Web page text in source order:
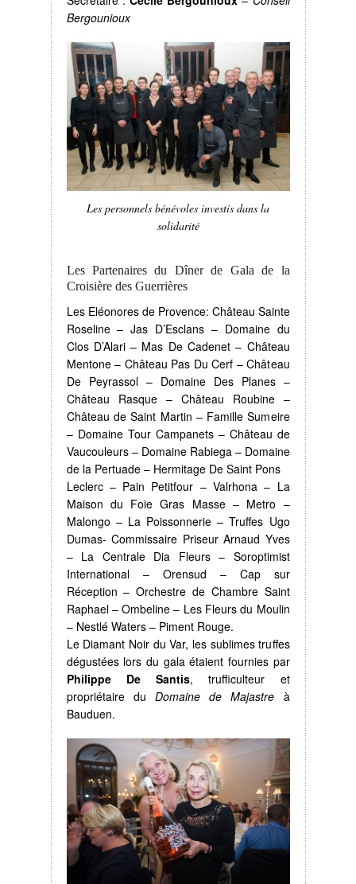
Bergounioux
Les personnels bénévoles investis dans la
solidarité
Les Partenaires du Dîner de Gala de la
Croisière des Guerrières
Les Eléonores de Provence: Château Sainte
Roseline – Jas D’Esclans – Domaine du
Clos D’Alari – Mas De Cadenet – Château
Mentone – Château Pas Du Cerf – Château
De Peyrassol – Domaine Des Planes –
Château Rasque – Château Roubine –
Château de Saint Martin – Famille Sumeire
– Domaine Tour Campanets – Château de
Vaucouleurs – Domaine Rabiega – Domaine
de la Pertuade – Hermitage De Saint Pons
Leclerc – Pain Petitfour – Valrhona – La
Maison du Foie Gras Masse – Metro –
Malongo – La Poissonnerie – Truffes Ugo
Dumas- Commissaire Priseur Arnaud Yves
– La Centrale Dia Fleurs – Soroptimist
International – Orensud – Cap sur
Réception – Orchestre de Chambre Saint
Raphael – Ombeline – Les Fleurs du Moulin
– Nestlé Waters – Piment Rouge.
Le Diamant Noir du Var, les sublimes truffes
dégustées lors du gala étaient fournies par
Philippe De Santis, trufficulteur et
propriétaire du Domaine de Majastre à
Bauduen.